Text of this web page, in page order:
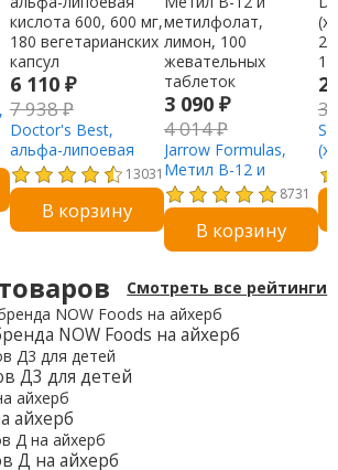
6 110 ₽
7 938₽
Doctor's Best,
альфа-липоевая
кислота 600, 600 мг,
180 вегетарианских
капсул
13031
В корзину
3 090 ₽
4 014₽
Jarrow Formulas,
Метил B-12 и
метилфолат,
лимон, 100
жевательных
таблеток
8731
В корзину
2
3
Смотреть все рейтинги
NOW Foods на айхерб
Д3 для детей
айхерб
Д на айхерб